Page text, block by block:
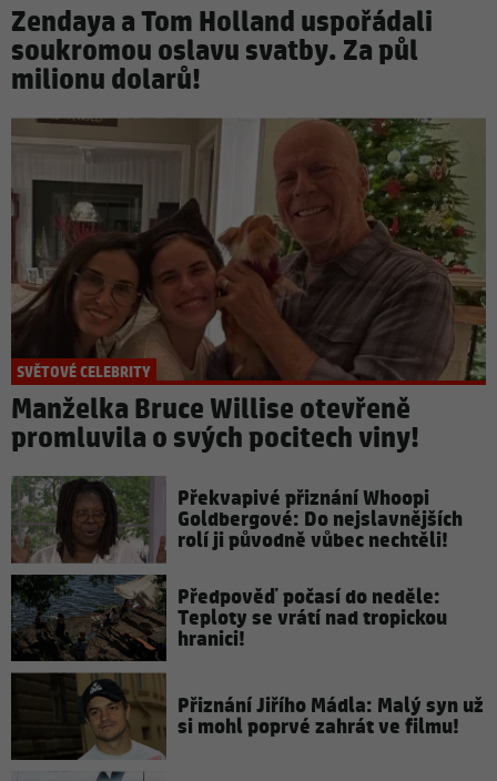
Zendaya a Tom Holland uspořádali
soukromou oslavu svatby. Za půl
milionu dolarů!
SVĚTOVÉ CELEBRITY
Manželka Bruce Willise otevřeně
promluvila o svých pocitech viny!
Překvapivé přiznání Whoopi
Goldbergové: Do nejslavnějších
rolí ji původně vůbec nechtěli!
Předpověď počasí do neděle:
Teploty se vrátí nad tropickou
hranici!
Přiznání Jiřího Mádla: Malý syn už
si mohl poprvé zahrát ve filmu!